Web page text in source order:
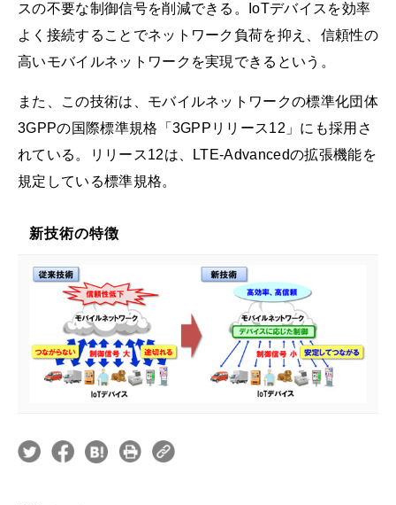
スの不要な制御信号を削減できる。IoTデバイスを効率
よく接続することでネットワーク負荷を抑え、信頼性の
高いモバイルネットワークを実現できるという。
また、この技術は、モバイルネットワークの標準化団体
3GPPの国際標準規格「3GPPリリース12」にも採用さ
れている。リリース12は、LTE-Advancedの拡張機能を
規定している標準規格。
新技術の特徴